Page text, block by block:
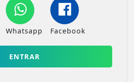
Whatsapp Facebook
ENTRAR